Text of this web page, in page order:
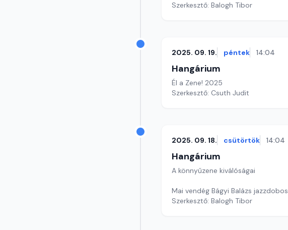
Szerkesztő: Balogh Tibor
2025. 09. 19. péntek 14:04
Hangárium
Él a Zene! 2025
Szerkesztő: Csuth Judit
2025. 09. 18. csütörtök 14:04
Hangárium
A könnyűzene kiválóságai
Mai vendég Bágyi Balázs
Szerkesztő: Balogh Tibor